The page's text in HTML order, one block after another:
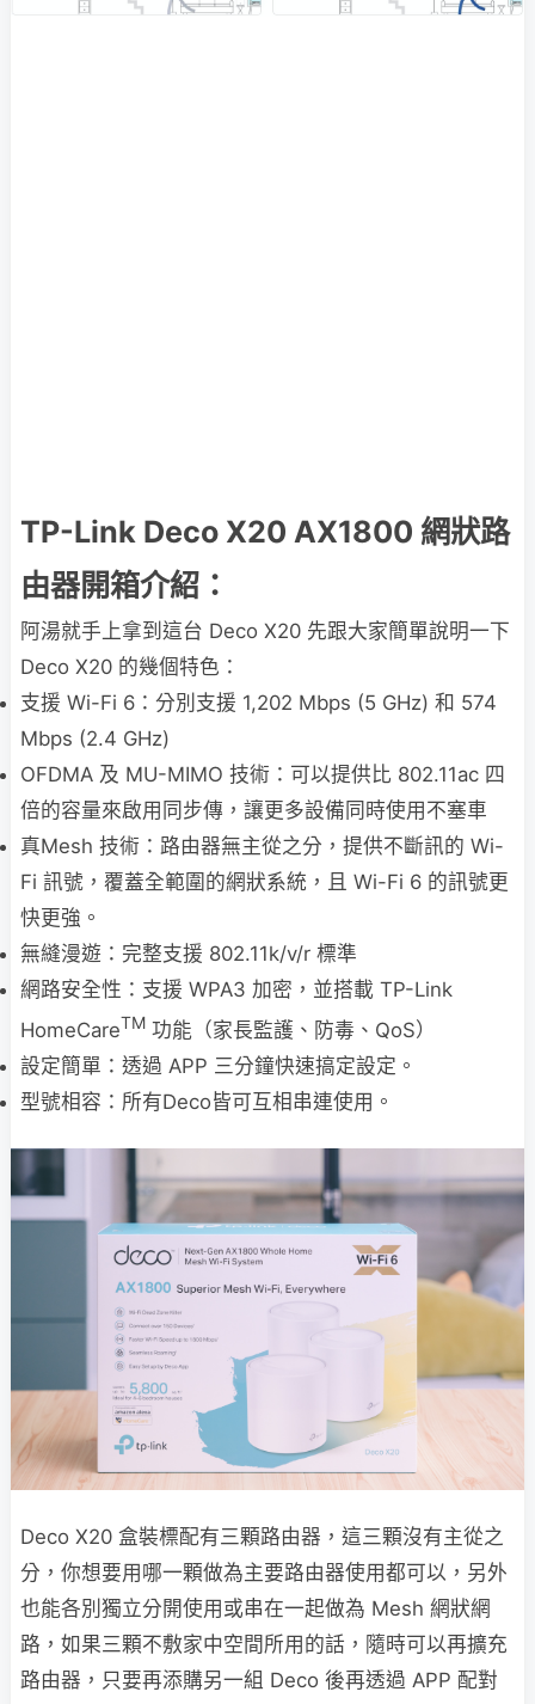
TP-Link Deco X20 AX1800 網狀路
由器開箱介紹：
阿湯就手上拿到這台 Deco X20 先跟大家簡單說明一下
Deco X20 的幾個特色：
支援 Wi-Fi 6：分別支援 1,202 Mbps (5 GHz) 和 574
Mbps (2.4 GHz)
OFDMA 及 MU-MIMO 技術：可以提供比 802.11ac 四
倍的容量來啟用同步傳，讓更多設備同時使用不塞車
真Mesh 技術：路由器無主從之分，提供不斷訊的 Wi-
Fi 訊號，覆蓋全範圍的網狀系統，且 Wi-Fi 6 的訊號更
快更強。
無縫漫遊：完整支援 802.11k/v/r 標準
網路安全性：支援 WPA3 加密，並搭載 TP-Link
HomeCareTM 功能（家長監護、防毒、QoS）
設定簡單：透過 APP 三分鐘快速搞定設定。
型號相容：所有Deco皆可互相串連使用。
Deco X20 盒裝標配有三顆路由器，這三顆沒有主從之
分，你想要用哪一顆做為主要路由器使用都可以，另外
也能各別獨立分開使用或串在一起做為 Mesh 網狀網
路，如果三顆不敷家中空間所用的話，隨時可以再擴充
路由器，只要再添購另一組 Deco 後再透過 APP 配對